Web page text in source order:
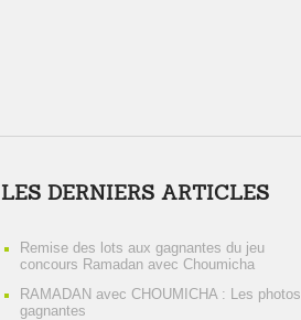
LES DERNIERS ARTICLES
Remise des lots aux gagnantes du jeu
concours Ramadan avec Choumicha
RAMADAN avec CHOUMICHA : Les photos
gagnantes